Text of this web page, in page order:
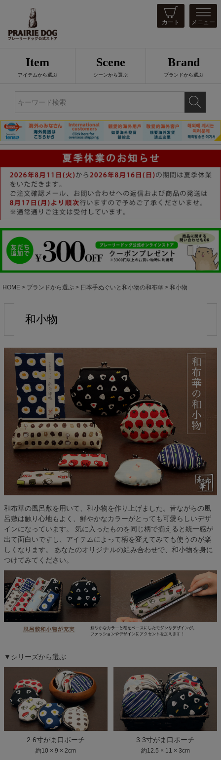
カート メニュー
Item
アイテムから選ぶ
Scene
シーンから選ぶ
Brand
ブランドから選ぶ
HOME ブランドから選ぶ 日本手ぬぐいと和小物の和布華 和小物
検索
和小物
和布華の風呂敷を用いて、和小物を作り上げました。昔ながらの風
呂敷は触り心地もよく、鮮やかなカラーがとっても可愛らしいデザ
インになっています。 気に入ったものを同じ柄で揃えると統一感が
出て面白いですし、アイテムによって柄を変えてみても使うのが楽
しくなります。 あなたのオリジナルの組み合わせで、和小物を身に
つけてみてください。
▼シリーズから選ぶ
2.6寸がま口ポーチ
約10 × 9 × 2cm
3.3寸がま口ポーチ
約12.5 × 11 × 3cm